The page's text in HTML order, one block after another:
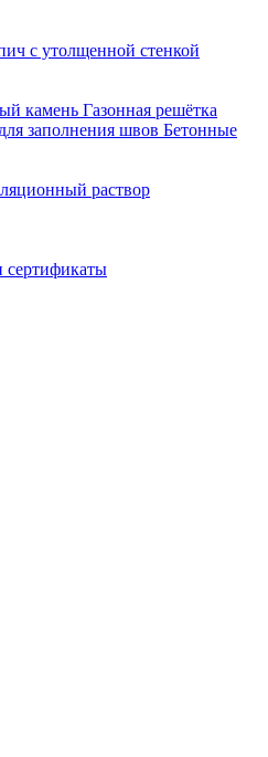
с утолщенной стенкой
камень Газонная решётка
заполнения швов Бетонные
раствор
сертификаты